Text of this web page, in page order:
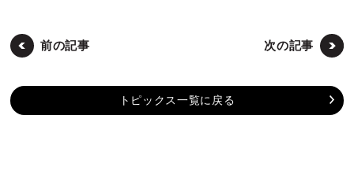
前の記事 次の記事
トピックス一覧に戻る